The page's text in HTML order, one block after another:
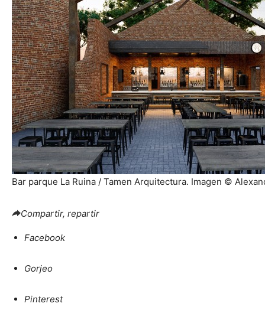
Bar parque La Ruina / Tamen Arquitectura. Imagen ©
Compartir, repartir
Facebook
Gorjeo
Pinterest